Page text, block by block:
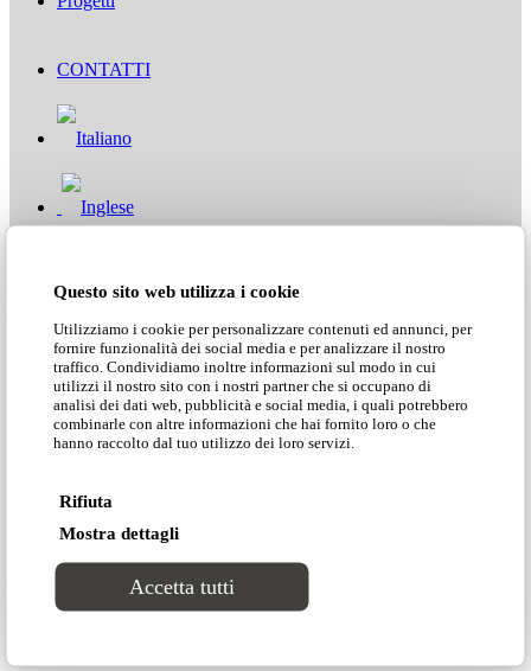
Questo sito web utilizza i cookie
Utilizziamo i cookie per personalizzare contenuti ed annunci, per
fornire funzionalità dei social media e per analizzare il nostro
traffico. Condividiamo inoltre informazioni sul modo in cui
utilizzi il nostro sito con i nostri partner che si occupano di
analisi dei dati web, pubblicità e social media, i quali potrebbero
combinarle con altre informazioni che hai fornito loro o che
hanno raccolto dal tuo utilizzo dei loro servizi.
Rifiuta
Mostra dettagli
Accetta tutti
CONTATTI
Area clienti
Search Site
Scarica i cataloghi»
Poltrone, divani e pouf per spazi
pubblici in stile moderno, essenziali e